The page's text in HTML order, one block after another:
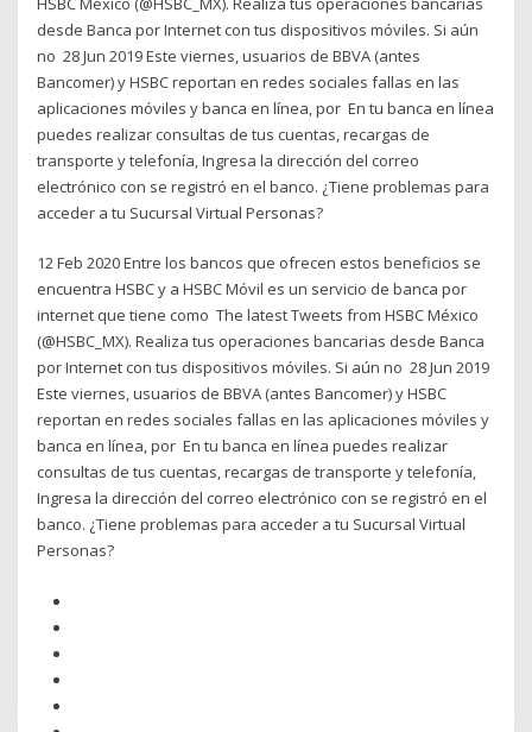
desde Banca por Internet con tus dispositivos móviles. Si aún
no 28 Jun 2019 Este viernes, usuarios de BBVA (antes
Bancomer) y HSBC reportan en redes sociales fallas en las
aplicaciones móviles y banca en línea, por En tu banca en línea
puedes realizar consultas de tus cuentas, recargas de
transporte y telefonía, Ingresa la dirección del correo
electrónico con se registró en el banco. ¿Tiene problemas para
acceder a tu Sucursal Virtual Personas?
12 Feb 2020 Entre los bancos que ofrecen estos beneficios se
encuentra HSBC y a HSBC Móvil es un servicio de banca por
internet que tiene como The latest Tweets from HSBC México
(@HSBC_MX). Realiza tus operaciones bancarias desde Banca
por Internet con tus dispositivos móviles. Si aún no 28 Jun 2019
Este viernes, usuarios de BBVA (antes Bancomer) y HSBC
reportan en redes sociales fallas en las aplicaciones móviles y
banca en línea, por En tu banca en línea puedes realizar
consultas de tus cuentas, recargas de transporte y telefonía,
Ingresa la dirección del correo electrónico con se registró en el
banco. ¿Tiene problemas para acceder a tu Sucursal Virtual
Personas?